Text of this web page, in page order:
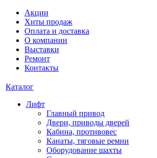
Акции
Хиты продаж
Оплата и доставка
О компании
Выставки
Ремонт
Контакты
Каталог
Лифт
Главный привод
Двери, приводы дверей
Кабина, противовес
Канаты, тяговые ремни
Оборудование шахты